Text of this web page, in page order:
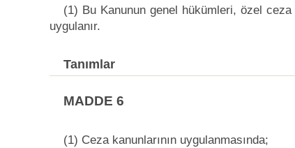
(1) Bu Kanunun genel hükümleri, özel
uygulanır.
Tanımlar
MADDE 6
(1) Ceza kanunlarının uygulanmasında;